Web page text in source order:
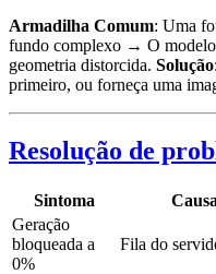
Armadilha Comum: Uma
fundo complexo → O modelo
geometria distorcida. Solução
primeiro, ou forneça uma
Resolução de
Sintoma Causa
Geração
bloqueada a
0%
Fila do